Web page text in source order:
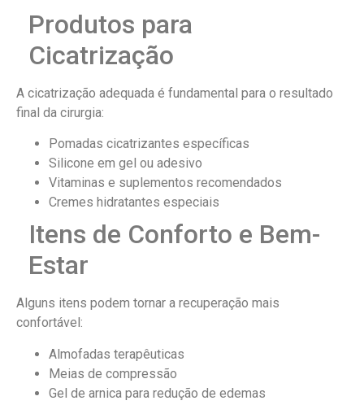
Produtos para
Cicatrização
A cicatrização adequada é fundamental para o resultado
final da cirurgia:
Pomadas cicatrizantes específicas
Silicone em gel ou adesivo
Vitaminas e suplementos recomendados
Cremes hidratantes especiais
Itens de Conforto e Bem-
Estar
Alguns itens podem tornar a recuperação mais
confortável:
Almofadas terapêuticas
Meias de compressão
Gel de arnica para redução de edemas